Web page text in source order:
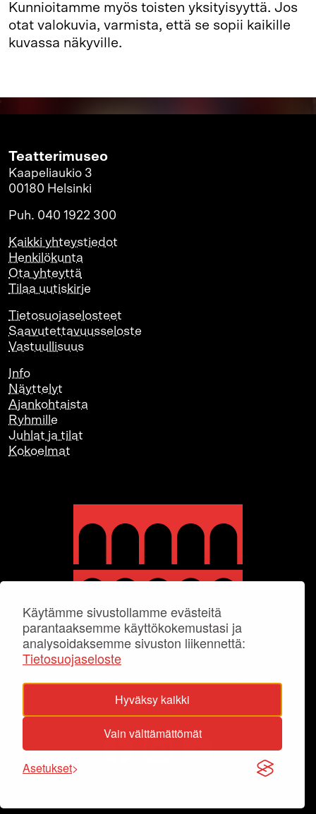
Käytämme sivustollamme evästeitä
parantaaksemme käyttökokemustasi ja
analysoidaksemme sivuston liikennettä:
Tietosuojaseloste
Hyväksy kaikki
Vain välttämättömät
Asetukset
Kunnioitamme myös toisten yksityisyyttä. Jos
otat valokuvia, varmista, että se sopii kaikille
kuvassa näkyville.
Teatterimuseo
Kaapeliaukio 3
00180 Helsinki
Puh. 040 1922 300
Kaikki yhteystiedot
Henkilökunta
Ota yhteyttä
Tilaa uutiskirje
Tietosuojaselosteet
Saavutettavuusseloste
Vastuullisuus
Info
Näyttelyt
Ajankohtaista
Ryhmille
Juhlat ja tilat
Kokoelmat